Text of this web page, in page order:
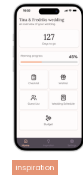
inspiration